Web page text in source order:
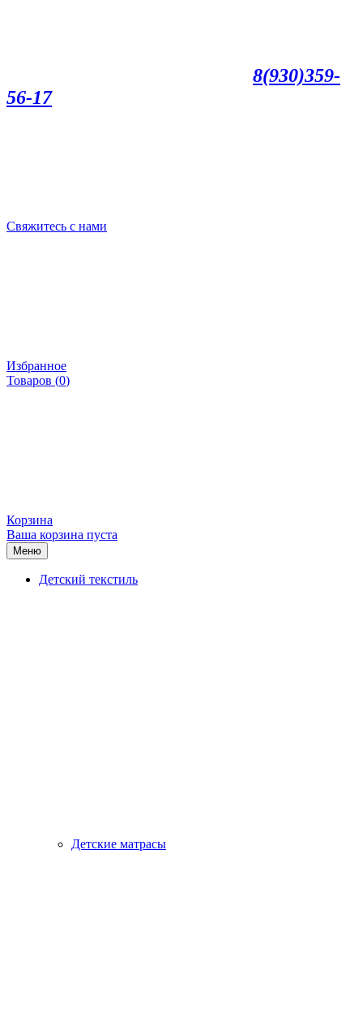
8(930)359-
56-17
Свяжитесь с нами
Избранное
Товаров (0)
Корзина
Ваша корзина пуста
Меню
Детский текстиль
Детские матрасы